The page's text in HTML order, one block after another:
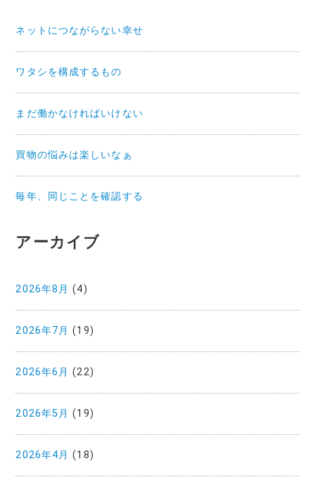
ネットにつながらない幸せ
ワタシを構成するもの
まだ働かなければいけない
買物の悩みは楽しいなぁ
毎年、同じことを確認する
アーカイブ
2026年8月 (4)
2026年7月 (19)
2026年6月 (22)
2026年5月 (19)
2026年4月 (18)